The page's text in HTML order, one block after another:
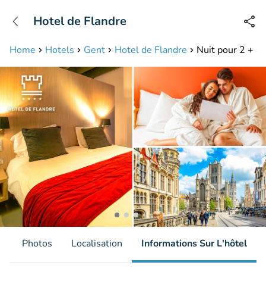
Disponible jusqu'à 23:00 heures
Home Hotels Gent Hotel de Flandre Nuit pour 2 +
Hotel de Flandre
Photos Localisation Informations Sur L'hôtel